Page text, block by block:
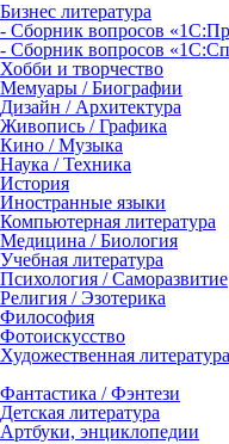
Бизнес литература
- Сборник вопросов
- Сборник вопросов
Хобби и творчество
Мемуары / Биографии
Дизайн / Архитектура
Живопись / Графика
Кино / Музыка
Наука / Техника
История
Иностранные языки
Компьютерная литература
Медицина / Биология
Учебная литература
Психология / Саморазвитие
Религия / Эзотерика
Философия
Фотоискусство
Художественная литература
Фантастика / Фэнтези
Детская литература
Артбуки, энциклопедии